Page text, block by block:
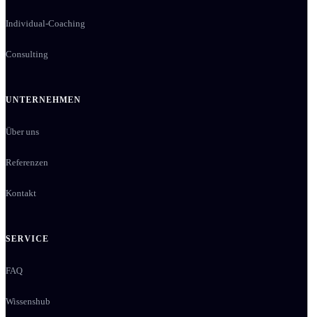
Individual-Coaching
Consulting
UNTERNEHMEN
Über uns
Referenzen
Kontakt
SERVICE
FAQ
Wissenshub